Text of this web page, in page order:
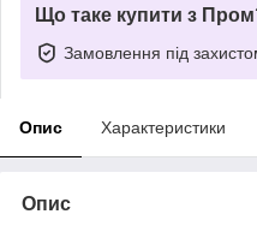
Що таке купити з
Замовлення під
Опис Характеристики
Опис